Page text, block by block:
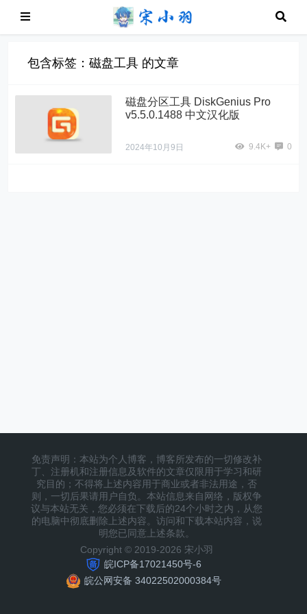
包含标签：磁盘工具 的文章
磁盘分区工具 DiskGenius Pro
v5.5.0.1488 中文汉化版
2024年10月9日 9.4K+ 0
免责声明：本站为个人博客，博客所发布的一切修改补
丁、注册机和注册信息及软件的文章仅限用于学习和研
究目的；不得将上述内容用于商业或者非法用途，否
则，一切后果请用户自负。本站信息来自网络，版权争
议与本站无关，您必须在下载后的24个小时之内，从您
的电脑中彻底删除上述内容。访问和下载本站内容，说
明您已同意上述条款。
Copyright © 2019-2026 宋小羽
皖ICP备17021450号-6
皖公网安备 34022502000384号